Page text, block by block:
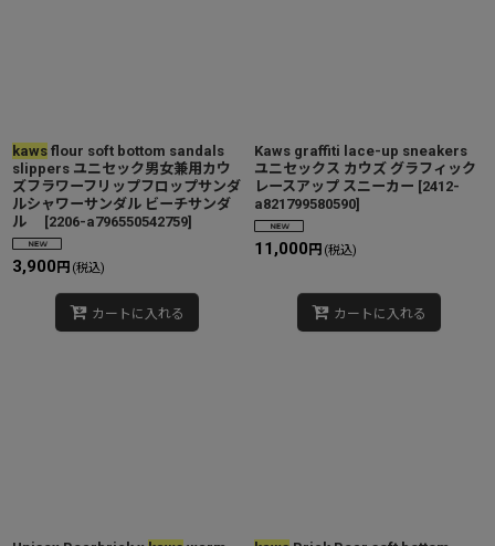
kaws flour soft bottom sandals
slippers ユニセック男女兼用カウ
ズフラワーフリップフロップサンダ
ルシャワーサンダル ビーチサンダ
ル
[2206-a796550542759]
3,900 円 (税込)
カートに入れる
Kaws graffiti lace-up sneakers
ユニセックス カウズ グラフィック
レースアップ スニーカー [2412-
a821799580590]
11,000 円 (税込)
カートに入れる